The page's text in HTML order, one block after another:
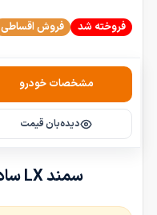
فروخته شد فروش اقساطی
مشخصات خودرو
دیده‌بان قیمت
سمند LX ساده مدل 2009-1388